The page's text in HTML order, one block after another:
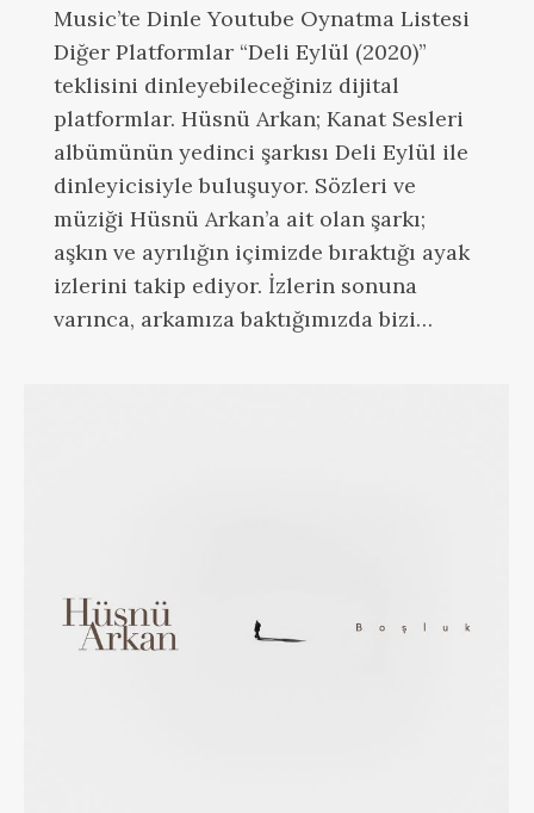
Music’te Dinle Youtube Oynatma Listesi
Diğer Platformlar “Deli Eylül (2020)”
teklisini dinleyebileceğiniz dijital
platformlar. Hüsnü Arkan; Kanat Sesleri
albümünün yedinci şarkısı Deli Eylül ile
dinleyicisiyle buluşuyor. Sözleri ve
müziği Hüsnü Arkan’a ait olan şarkı;
aşkın ve ayrılığın içimizde bıraktığı ayak
izlerini takip ediyor. İzlerin sonuna
varınca, arkamıza baktığımızda bizi…